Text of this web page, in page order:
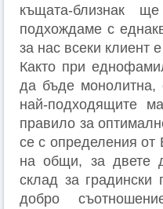
къщата-близнак
подхождаме с
за нас всеки клиент
Както при
да бъде монолитна,
най-подходящите
правило за
се с определения от
на общи, за двете
склад за
добро